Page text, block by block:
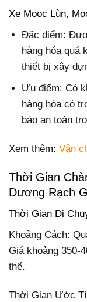
Xe Mooc Lùn,
Đặc điểm:
hàng hóa quá
thiết bị xây
Ưu điểm: Có
hàng hóa có
bảo an toàn
Xem thêm: Vận
Thời Gian
Dương Rạch
Thời Gian Di
Khoảng Cách:
Giá khoảng 350-
thể.
Thời Gian Ước